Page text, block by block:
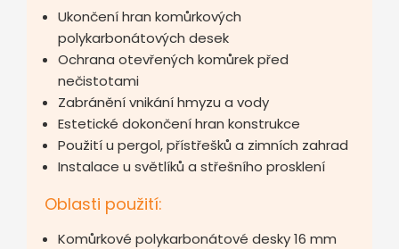
Ukončení hran komůrkových
polykarbonátových desek
Ochrana otevřených komůrek před
nečistotami
Zabránění vnikání hmyzu a vody
Estetické dokončení hran konstrukce
Použití u pergol, přístřešků a zimních zahrad
Instalace u světlíků a střešního prosklení
Oblasti použití:
Komůrkové polykarbonátové desky 16 mm